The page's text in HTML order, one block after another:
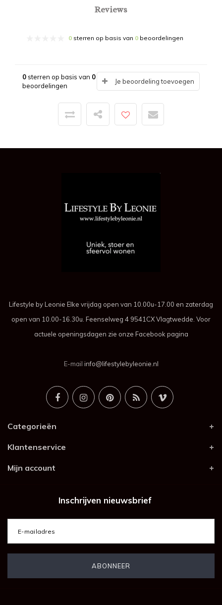
Reviews
0 sterren op basis van 0 beoordelingen
0sterren op basis van 0
beoordelingen
Je beoordeling toevoegen
Lifestyle by Leonie Elke vrijdag open van 10.00u-17.00 en zaterdag
open van 10.00-16.30u. Feenselweg 4 9541CX Vlagtwedde. Voor
actuele openingsdagen zie onze Facebook pagina
E-mail info@lifestylebyleonie.nl
Categorieën
Klantenservice
Mijn account
Inschrijven nieuwsbrief